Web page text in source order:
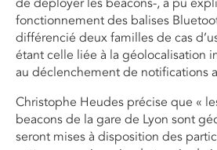
de déployer les beacons-, a pu
fonctionnement des balises
différencié deux familles de cas
étant celle liée à la géolocalisation
au déclenchement de notifications
Christophe Heudes précise que «
beacons de la gare de Lyon sont
seront mises à disposition des